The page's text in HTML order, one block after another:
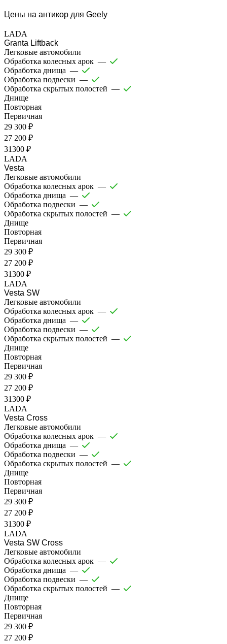
Цены на антикор для Geely
LADA
Granta Liftback
Легковые автомобили
Обработка колесных арок —
Обработка днища —
Обработка подвески —
Обработка скрытых полостей —
Днище
Повторная
Первичная
29 300 ₽
27 200 ₽
31300 ₽
LADA
Vesta
Легковые автомобили
Обработка колесных арок —
Обработка днища —
Обработка подвески —
Обработка скрытых полостей —
Днище
Повторная
Первичная
29 300 ₽
27 200 ₽
31300 ₽
LADA
Vesta SW
Легковые автомобили
Обработка колесных арок —
Обработка днища —
Обработка подвески —
Обработка скрытых полостей —
Днище
Повторная
Первичная
29 300 ₽
27 200 ₽
31300 ₽
LADA
Vesta Cross
Легковые автомобили
Обработка колесных арок —
Обработка днища —
Обработка подвески —
Обработка скрытых полостей —
Днище
Повторная
Первичная
29 300 ₽
27 200 ₽
31300 ₽
LADA
Vesta SW Cross
Легковые автомобили
Обработка колесных арок —
Обработка днища —
Обработка подвески —
Обработка скрытых полостей —
Днище
Повторная
Первичная
29 300 ₽
27 200 ₽